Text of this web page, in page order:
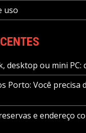
uso
desktop ou mini PC:
Porto: Você precisa
e endereço